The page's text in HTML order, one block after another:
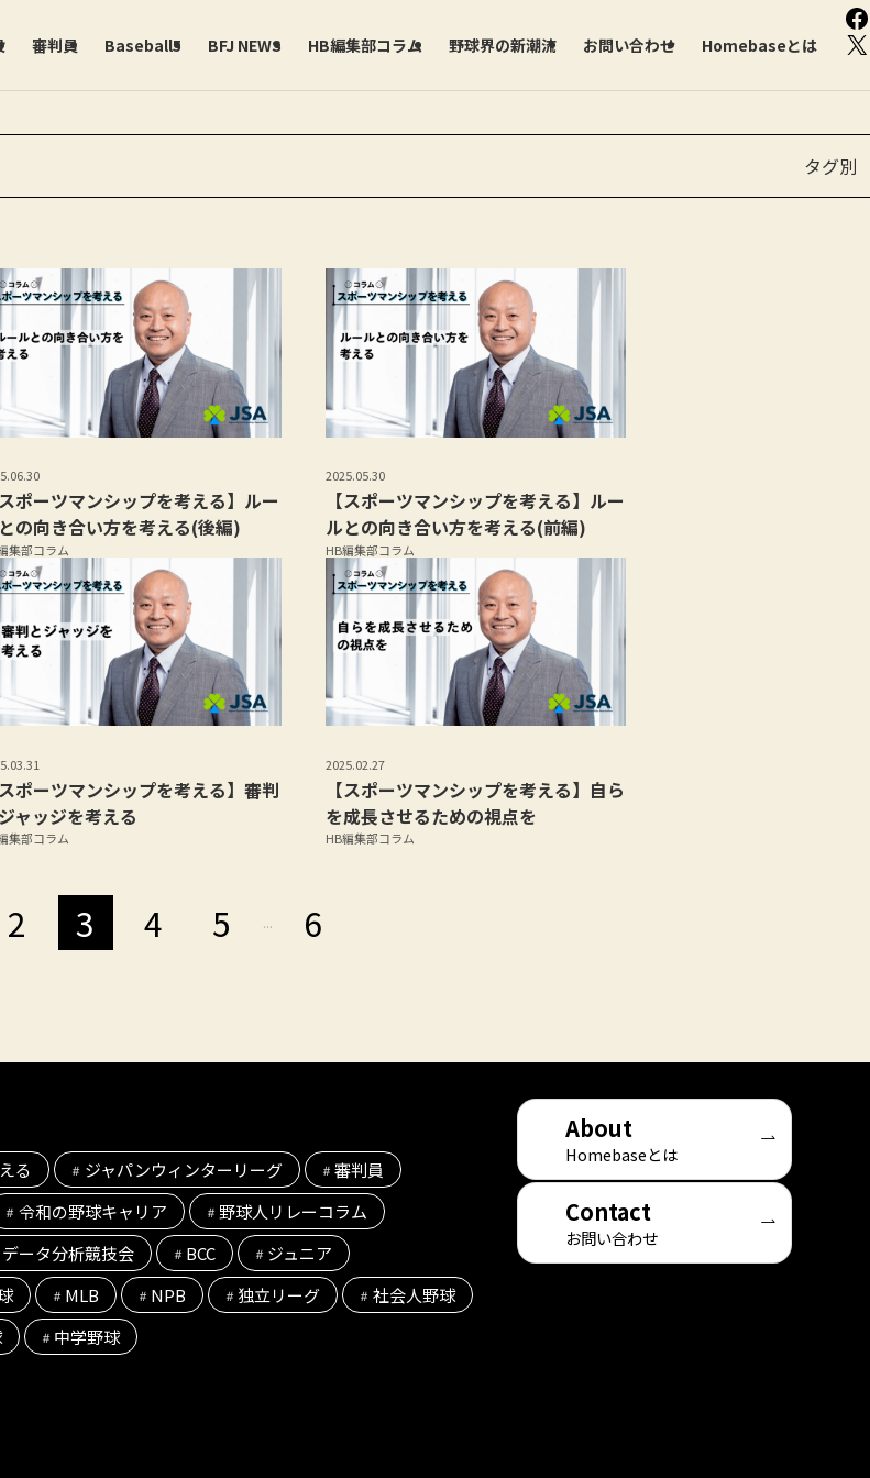
審判員 Baseball5 BFJ NEWS HB編集部コラム 野球界の新潮流 お問い合わせ Homebaseとは X
タグ別
スポーツマンシップを考える】ルー
の向き合い方を考える(後編)
集部コラム
2025.05.30
【スポーツマンシップを考える】ルー
ルとの向き合い方を考える(前編)
HB編集部コラム
スポーツマンシップを考える】審判
ャッジを考える
集部コラム
2025.02.27
【スポーツマンシップを考える】自ら
を成長させるための視点を
HB編集部コラム
2 3 4 5 ... 6
る ジャパンウィンターリーグ
審判員
令和の野球キャリア
野球人リレーコラム
データ分析競技会 BCC
ジュニア
MLB NPB 独立リーグ
社会人野球
中学野球
About
Homebaseとは
Contact
お問い合わせ